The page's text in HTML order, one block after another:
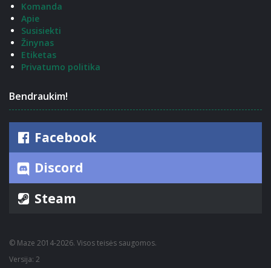
Komanda
Apie
Susisiekti
Žinynas
Etiketas
Privatumo politika
Bendraukim!
Facebook
Discord
Steam
© Maze 2014-2026. Visos teisės saugomos.
Versija: 2